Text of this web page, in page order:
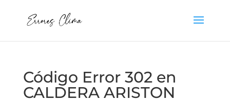
Código Error 302 en
CALDERA ARISTON